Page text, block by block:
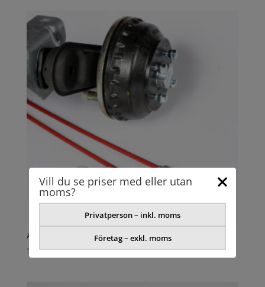
AXEL GUMMIFJÄDER
10613,46kr exkl. moms
Vill du se priser med eller utan
moms?
Privatperson – inkl. moms
Företag – exkl. moms